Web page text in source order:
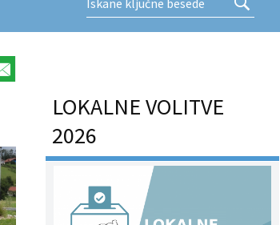
LOKALNE VOLITVE
2026